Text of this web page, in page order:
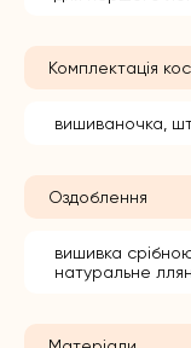
Комплектація
вишиваночка,
Оздоблення
вишивка
натуральне